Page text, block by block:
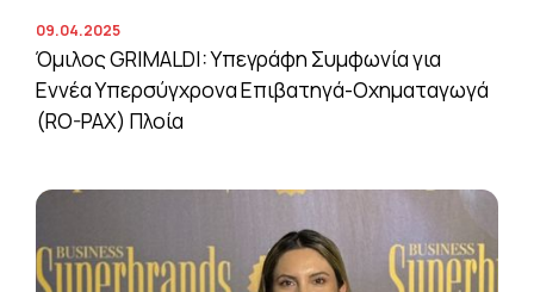
09.04.2025
Όμιλος GRIMALDI: Υπεγράφη Συμφωνία για
Εννέα Υπερσύγχρονα Επιβατηγά-Οχηματαγωγά
(RO-PAX) Πλοία